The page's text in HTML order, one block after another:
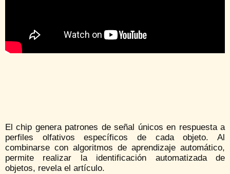
El chip genera patrones de señal únicos en respuesta a
perfiles olfativos específicos de cada objeto. Al
combinarse con algoritmos de aprendizaje automático,
permite realizar la identificación automatizada de
objetos, revela el artículo.